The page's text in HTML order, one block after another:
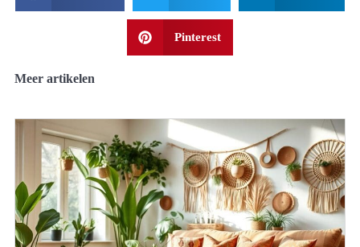
Pinterest
Meer artikelen